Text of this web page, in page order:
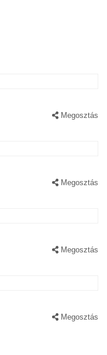
Megosztás
Megosztás
Megosztás
Megosztás